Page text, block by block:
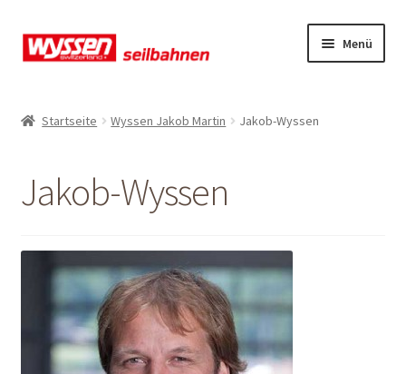
Zur
Navigation
Zum
Inhalt
Menü
Kasse
Mein Konto
Mein Konto
Startseite Wyssen Jakob Martin Jakob-Wyssen
Jakob-Wyssen